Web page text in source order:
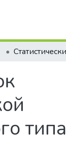
типа